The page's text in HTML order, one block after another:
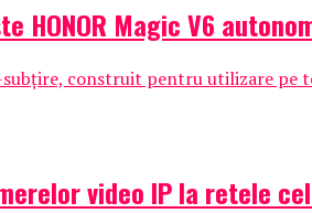
HONOR Magic V6
construit pentru utilizare pe
video IP la retele